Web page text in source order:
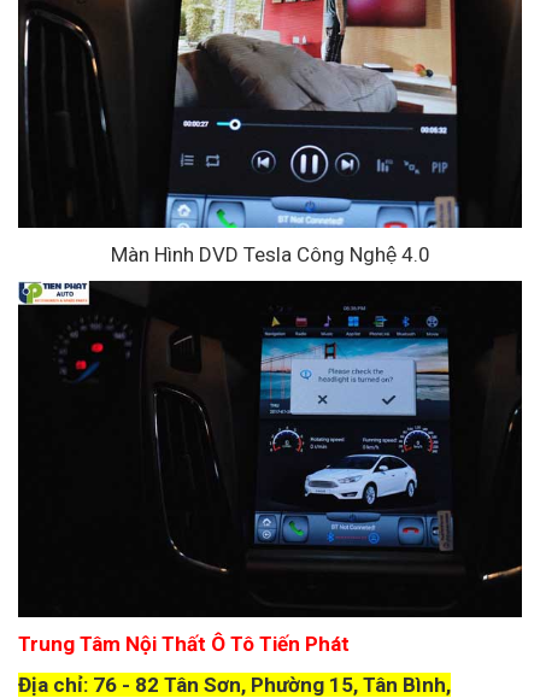
Màn Hình DVD Tesla Công Nghệ 4.0
Trung Tâm Nội Thất Ô Tô Tiến Phát
Địa chỉ: 76 - 82 Tân Sơn, Phường 15, Tân Bình,